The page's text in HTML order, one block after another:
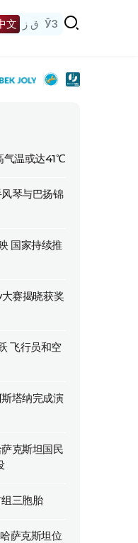
文 ق ز ЎЗ
气温或达41℃
琴与巴扬锦
国家持续推
赛揭晓获奖
飞行员和空
塔纳完成演
克斯坦国民
三胞胎
萨克斯坦位